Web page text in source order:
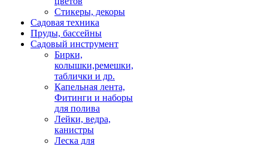
Стикеры, декоры
Садовая техника
Пруды, бассейны
Садовый инструмент
Бирки,
колышки,ремешки,
таблички и др.
Капельная лента,
Фитинги и наборы
для полива
Лейки, ведра,
канистры
Леска для